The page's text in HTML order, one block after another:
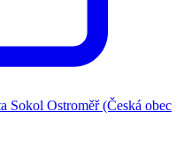
Sokol Ostroměř (Česká obec